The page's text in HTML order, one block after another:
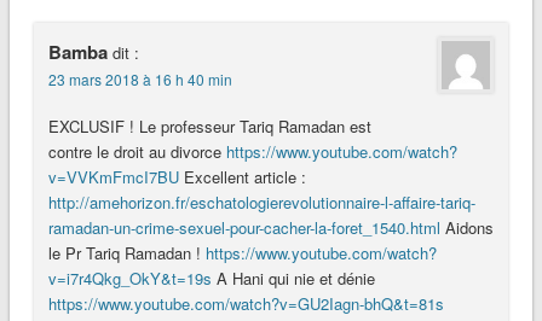
Bamba dit :
23 mars 2018 à 16 h 40 min
EXCLUSIF ! Le professeur Tariq Ramadan est
contre le droit au divorce https://www.youtube.com/watch?
v=VVKmFmcI7BUExcellent article :
http://amehorizon.fr/eschatologierevolutionnaire-l-affaire-tariq-
ramadan-un-crime-sexuel-pour-cacher-la-foret_1540.html Aidons
le Pr Tariq Ramadan ! https://www.youtube.com/watch?
v=i7r4Qkg_OkY&t=19s A Hani qui nie et dénie
https://www.youtube.com/watch?v=GU2Iagn-bhQ&t=81s